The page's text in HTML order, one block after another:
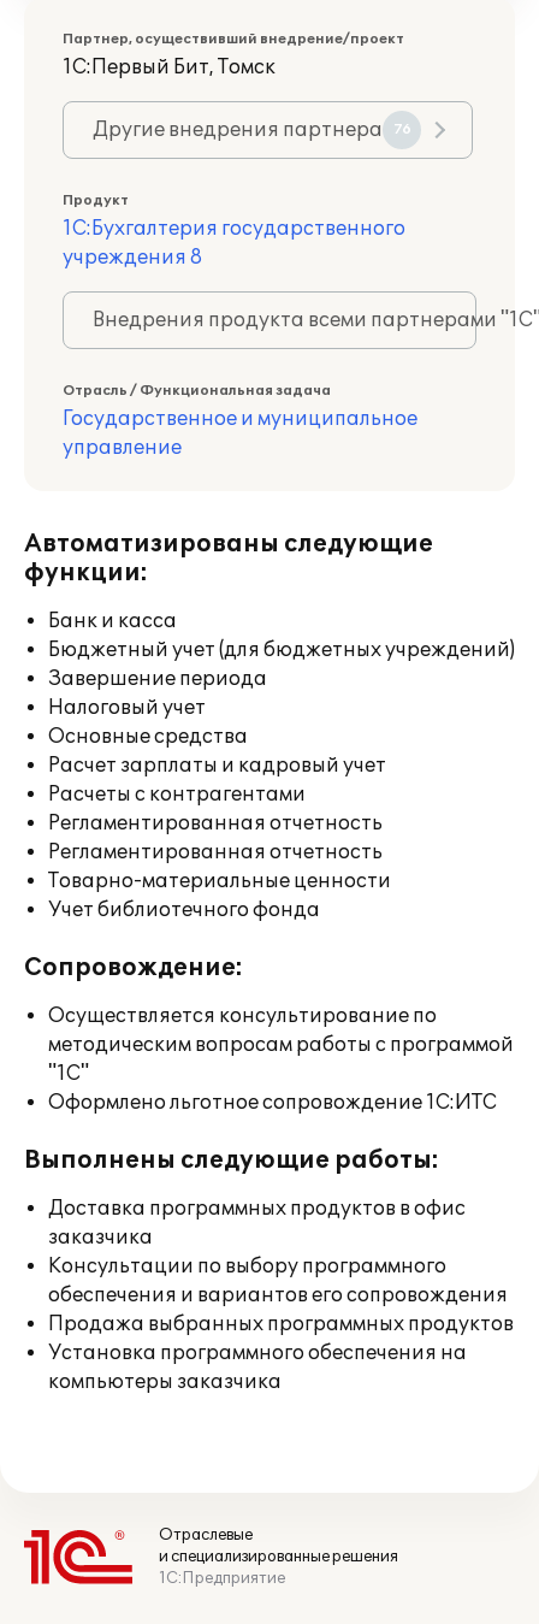
Партнер, осуществивший внедрение/проект
1С:Первый Бит, Томск
Другие внедрения партнера 76
Продукт
1С:Бухгалтерия государственного
учреждения 8
Внедрения продукта всеми партнерами
Отрасль / Функциональная задача
Государственное и муниципальное
управление
Автоматизированы следующие
функции:
Банк и касса
Бюджетный учет (для бюджетных учреждений)
Завершение периода
Налоговый учет
Основные средства
Расчет зарплаты и кадровый учет
Расчеты с контрагентами
Регламентированная отчетность
Регламентированная отчетность
Товарно-материальные ценности
Учет библиотечного фонда
Сопровождение:
Осуществляется консультирование по
методическим вопросам работы с программой
"1С"
Оформлено льготное сопровождение 1С:ИТС
Выполнены следующие работы:
Доставка программных продуктов в офис
заказчика
Консультации по выбору программного
обеспечения и вариантов его сопровождения
Продажа выбранных программных продуктов
Установка программного обеспечения на
компьютеры заказчика
Отраслевые
и специализированные решения
1С:Предприятие